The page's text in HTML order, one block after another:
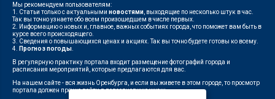
Мы рекомендуем пользователям:
1. Статьи только с актуальными новостями , выходящие по несколько штук в час.
Так вы точно узнаете обо всем произошедшем в числе первых.
2. Информацию о новых и, главное, важных событиях города, что поможет вам быть в
курсе всего происходящего.
3. Сведения о повышающихся ценах и акциях. Так вы точно будете готовы ко всему.
4.
Прогноз погоды
В регулярную практику портала входит размещение фотографий города и
расписания мероприятий, которые предлагаются для вас.
На нашем сайте - вся жизнь Оренбурга, и если вы живете в этом городе, то просмотр
портала должен прочно войти в повседневную жизнь.